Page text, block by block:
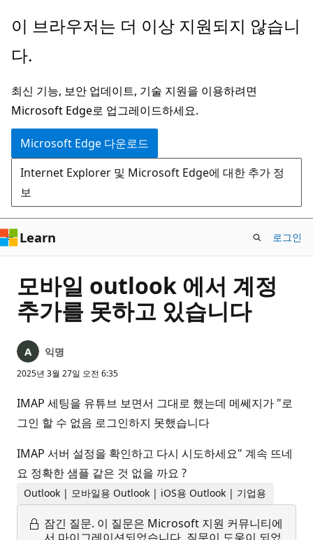
주
콘
츠
로
건
너
뛰
기
이 브라우저는 더 이상 지원되지 않습니
다.
최신 기능, 보안 업데이트, 기술 지원을 이용하려면
Microsoft Edge로 업그레이드하세요.
Microsoft Edge 다운로드
Internet Explorer 및 Microsoft Edge에 대한 추가 정
보
Learn 로그인
모바일 outlook 에서 계정
추가를 못하고 있습니다
익명
2025년 3월 27일 오전 6:35
IMAP 세팅을 유튜브 보면서 그대로 했는데 메쎄지가 "로
그인 할 수 없음 로그인하지 못했습니다
IMAP 서버 설정을 확인하고 다시 시도하세요" 계속 뜨네
요 정확한 샘플 같은 것 없을 까요 ?
Outlook | 모바일용 Outlook | iOS용 Outlook | 기업용
잠긴 질문. 이 질문은 Microsoft 지원 커뮤니티에
서 마이그레이션되었습니다. 질문이 도움이 되었